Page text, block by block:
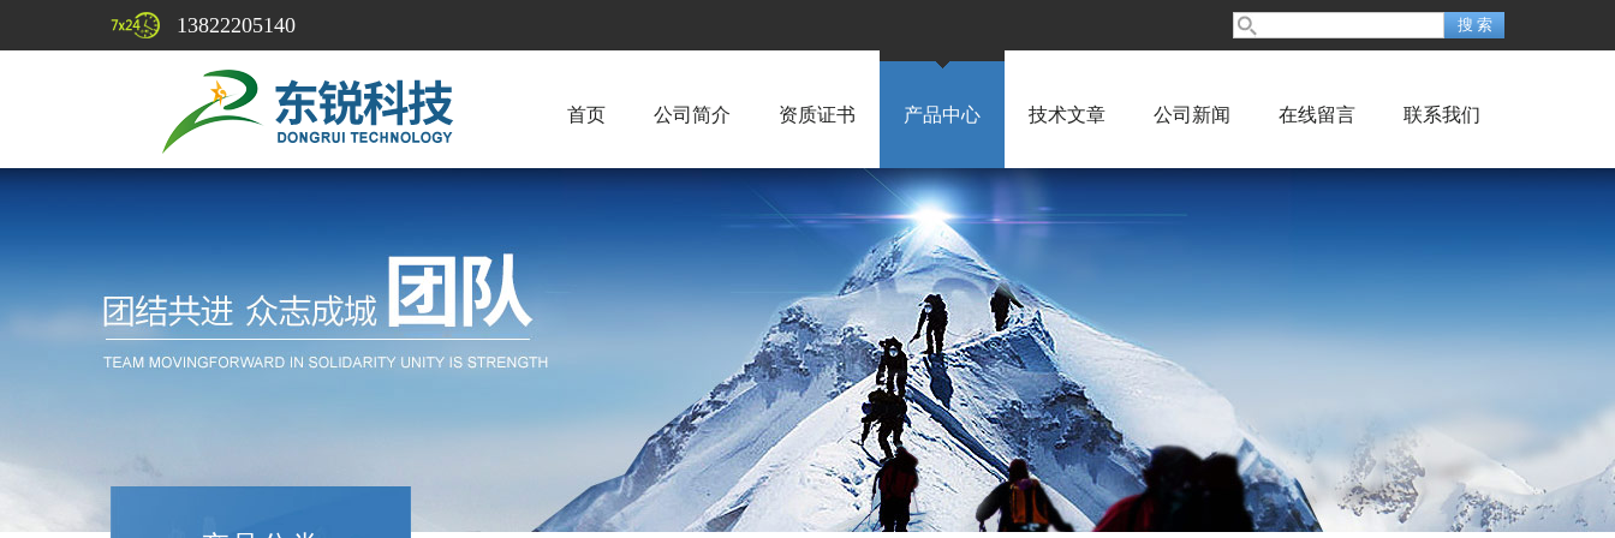
13822205140
首页 公司简介 资质证书 产品中心 技术文章 公司新闻 在线留言 联系我们